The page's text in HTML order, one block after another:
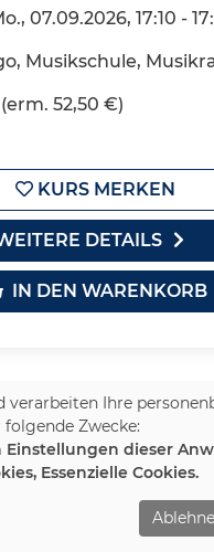
, 07.09.2026, 17:10 -
Musikschule,
(erm. 52,50 €)
KURS MERKEN
DETAILS
IN DEN WARENKORB
1 2
verarbeiten Ihre
Zwecke:
Einstellungen dieser
Essenzielle Cookies.